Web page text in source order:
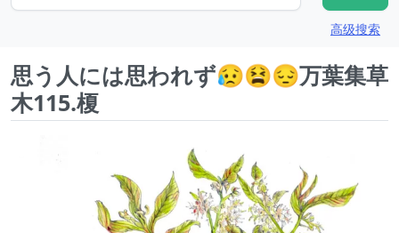
高级搜索
思う人には思われず😥😫😔万葉集草
木115.榎